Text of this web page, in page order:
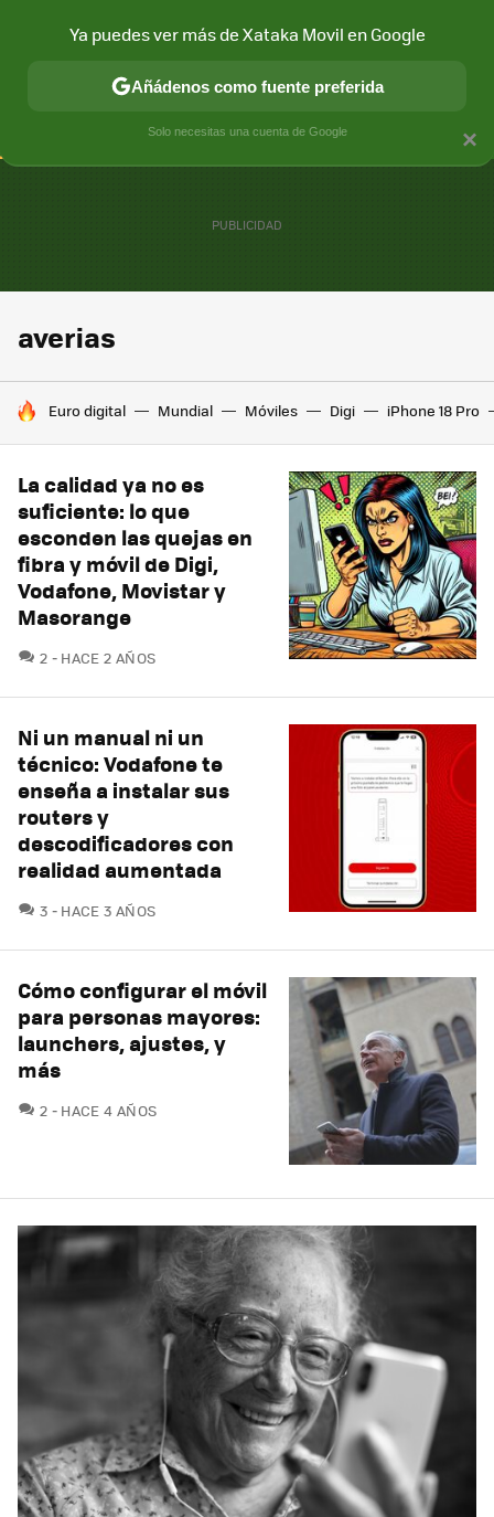
CONECTIVIDAD MÓVIL Y SOCIEDAD APLICACIONES
averias
HOY SE HABLA DE
Euro digital Mundial Móviles Digi iPhone 18 Pro
La calidad ya no es
suficiente: lo que
esconden las quejas en
fibra y móvil de Digi,
Vodafone, Movistar y
Masorange
2 COMENTARIOS
HACE 2 AÑOS
Ni un manual ni un
técnico: Vodafone te
enseña a instalar sus
routers y
descodificadores con
realidad aumentada
3 COMENTARIOS
HACE 3 AÑOS
Cómo configurar el móvil
para personas mayores:
launchers, ajustes, y
más
2 COMENTARIOS
HACE 4 AÑOS
×
Ya puedes ver más de Xataka Movil en Google
Añádenos como fuente preferida
Solo necesitas una cuenta de Google